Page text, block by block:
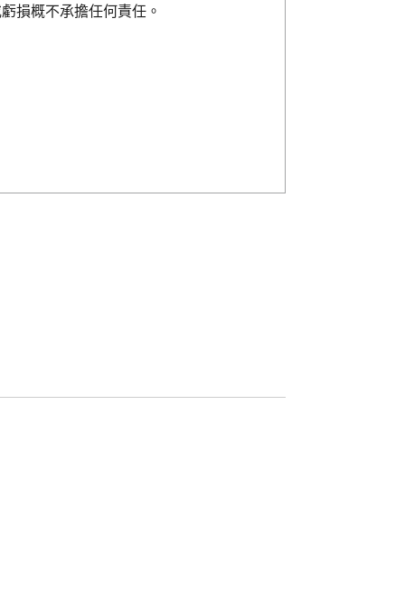
損概不承擔任何責任。